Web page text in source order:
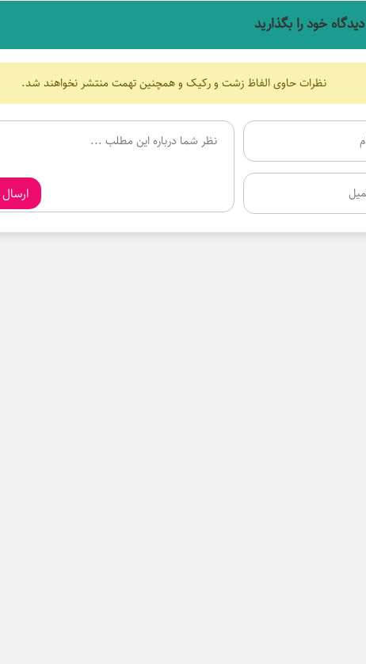
دیدگاه خود را بگذارید
نظرات حاوی الفاظ زشت و رکیک و همچنین تهمت منتشر نخواهند شد.